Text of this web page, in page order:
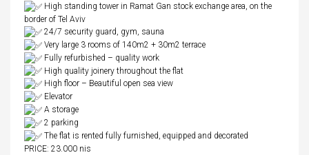
High standing tower in Ramat Gan stock exchange area, on the
border of Tel Aviv
24/7 security guard, gym, sauna
Very large 3 rooms of 140m2 + 30m2 terrace
Fully refurbished – quality work
High quality joinery throughout the flat
High floor – Beautiful open sea view
Elevator
A storage
2 parking
The flat is rented fully furnished, equipped and decorated
PRICE: 23.000 nis